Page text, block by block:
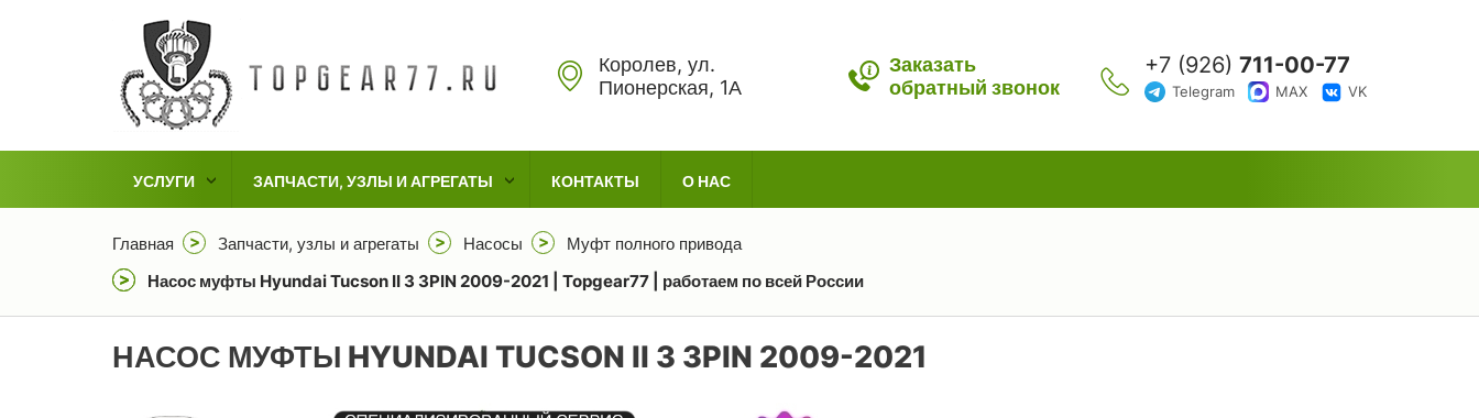
Королев, ул.
Пионерская, 1А
Заказать
обратный звонок
+7 (926) 711-00-77
Telegram MAX VK
УСЛУГИ ЗАПЧАСТИ, УЗЛЫ И АГРЕГАТЫ КОНТАКТЫ О НАС
Главная Запчасти, узлы и агрегаты Насосы
Муфт полного привода
Насос муфты Hyundai Tucson II 3 3PIN 2009-2021 | Topgear77 | работаем по всей России
НАСОС МУФТЫ HYUNDAI TUCSON II 3 3PIN 2009-2021